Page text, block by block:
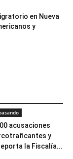
en Nueva
y
acusaciones
y
la Fiscalía...